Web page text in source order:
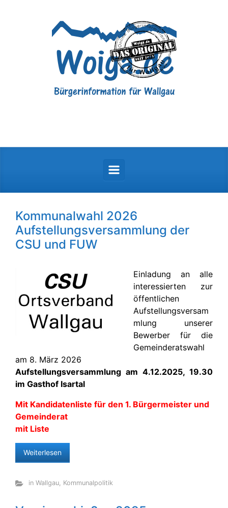
Kommunalwahl 2026
Aufstellungsversammlung der
CSU und FUW
Einladung an alle
interessierten zur
öffentlichen
Aufstellungsversam
mlung unserer
Bewerber für die
Gemeinderatswahl
am 8. März 2026
Aufstellungsversammlung am 4.12.2025, 19.30
im Gasthof Isartal
Mit Kandidatenliste für den 1. Bürgermeister und
Gemeinderat
mit Liste
Weiterlesen
in Wallgau, Kommunalpolitik